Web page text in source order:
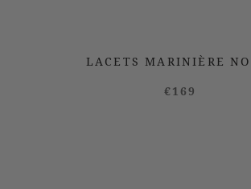
LACETS MARINIÈRE
€169